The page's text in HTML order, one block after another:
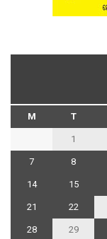
M T
1
7 8
14 15
21 22
28 29